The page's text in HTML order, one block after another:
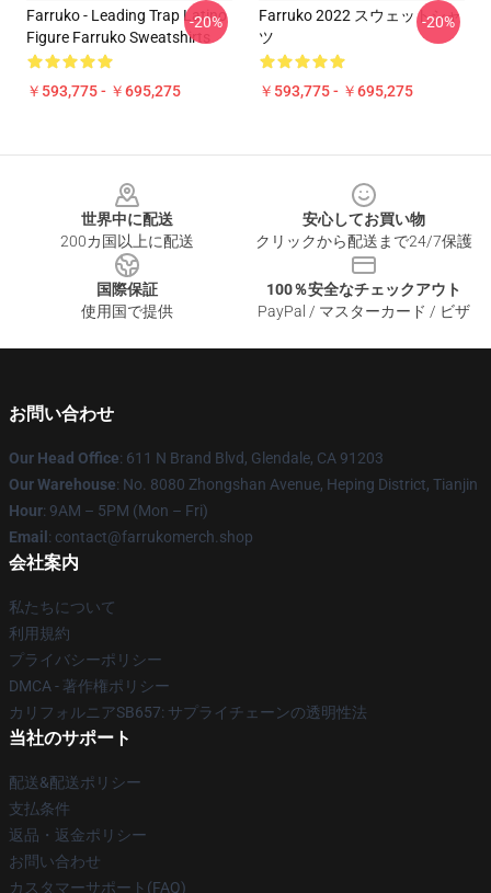
Farruko - Leading Trap Latino
Figure Farruko Sweatshirts
￥593,775 - ￥695,275
-20%
Farruko 2022 スウェットシャ
ツ
￥593,775 - ￥695,275
-20%
世界中に配送
200カ国以上に配送
安心してお買い物
クリックから配送まで24/7保護
国際保証
使用国で提供
100％安全なチェックアウト
PayPal / マスターカード / ビザ
お問い合わせ
Our Head Office: 611 N Brand Blvd, Glendale, CA 91203
Our Warehouse: No. 8080 Zhongshan Avenue, Heping District, Tianjin
Hour: 9AM – 5PM (Mon – Fri)
Email : contact@farrukomerch.shop
会社案内
私たちについて
利用規約
プライバシーポリシー
DMCA - 著作権ポリシー
カリフォルニアSB657: サプライチェーンの透明性法
当社のサポート
配送&配送ポリシー
支払条件
返品・返金ポリシー
お問い合わせ
カスタマーサポート(FAQ)